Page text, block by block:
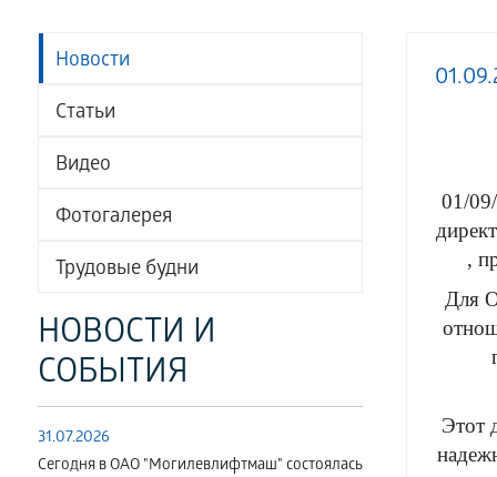
Новости
Статьи
Видео
Фотогалерея
Трудовые будни
НОВОСТИ И
СОБЫТИЯ
31.07.2026
Сегодня в ОАО "Могилевлифтмаш" состоялась
01/
,
Для
Этот